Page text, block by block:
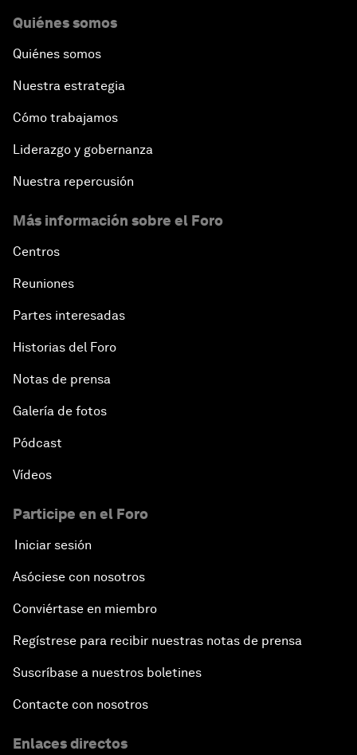
Quiénes somos
Quiénes somos
Nuestra estrategia
Cómo trabajamos
Liderazgo y gobernanza
Nuestra repercusión
Más información sobre el Foro
Centros
Reuniones
Partes interesadas
Historias del Foro
Notas de prensa
Galería de fotos
Pódcast
Vídeos
Participe en el Foro
Iniciar sesión
Asóciese con nosotros
Conviértase en miembro
Regístrese para recibir nuestras notas de prensa
Suscríbase a nuestros boletines
Contacte con nosotros
Enlaces directos